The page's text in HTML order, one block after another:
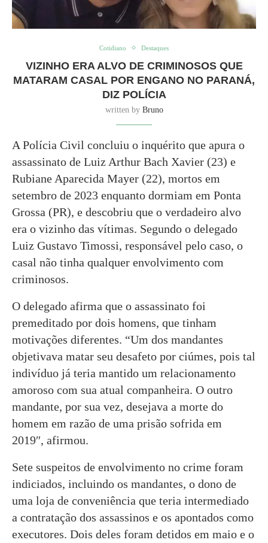
Cotidiano Destaques
VIZINHO ERA ALVO DE CRIMINOSOS QUE
MATARAM CASAL POR ENGANO NO PARANÁ,
DIZ POLÍCIA
written by Bruno
A Polícia Civil concluiu o inquérito que apura o
assassinato de Luiz Arthur Bach Xavier (23) e
Rubiane Aparecida Mayer (22), mortos em
setembro de 2023 enquanto dormiam em Ponta
Grossa (PR), e descobriu que o verdadeiro alvo
era o vizinho das vítimas. Segundo o delegado
Luiz Gustavo Timossi, responsável pelo caso, o
casal não tinha qualquer envolvimento com
criminosos.
O delegado afirma que o assassinato foi
premeditado por dois homens, que tinham
motivações diferentes. “Um dos mandantes
objetivava matar seu desafeto por ciúmes, pois tal
indivíduo já teria mantido um relacionamento
amoroso com sua atual companheira. O outro
mandante, por sua vez, desejava a morte do
homem em razão de uma prisão sofrida em
2019″, afirmou.
Sete suspeitos de envolvimento no crime foram
indiciados, incluindo os mandantes, o dono de
uma loja de conveniência que teria intermediado
a contratação dos assassinos e os apontados como
executores. Dois deles foram detidos em maio e o